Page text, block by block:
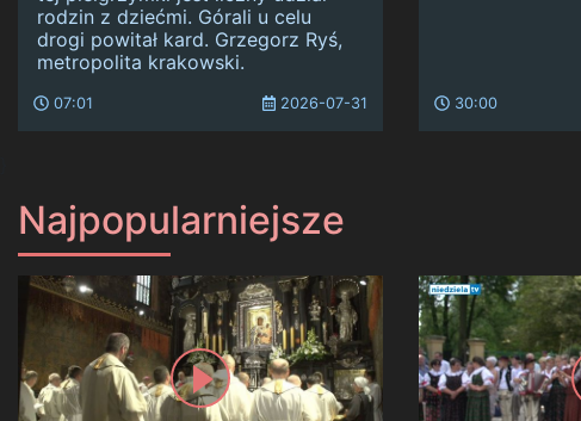
rodzin z dziećmi. Górali u celu
drogi powitał kard. Grzegorz Ryś,
metropolita krakowski.
07:01 2026-07-31 30:00
Najpopularniejsze